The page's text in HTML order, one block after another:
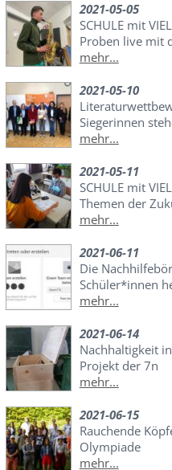
2021-05-05
SCHULE mit
Proben live mit
mehr...
2021-05-10
Siegerinnen
mehr...
2021-05-11
SCHULE mit
Themen der
mehr...
2021-06-11
Die
Schüler*innen
mehr...
2021-06-14
Nachhaltigkeit
Projekt der 7n
mehr...
2021-06-15
Rauchende
Olympiade
mehr...